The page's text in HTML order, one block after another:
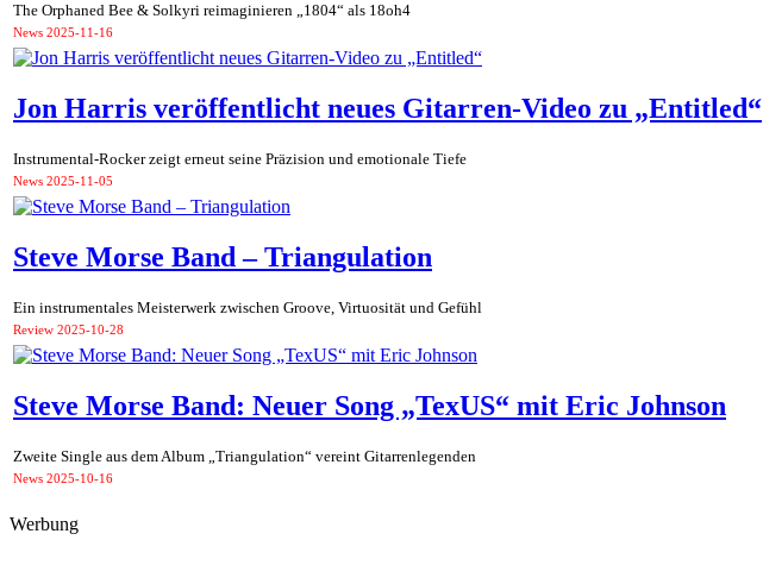
The Orphaned Bee & Solkyri reimaginieren „1804“ als 18oh4
News 2025-11-16
Jon Harris veröffentlicht neues Gitarren-Video zu „Entitled“
Instrumental-Rocker zeigt erneut seine Präzision und emotionale Tiefe
News 2025-11-05
Steve Morse Band – Triangulation
Ein instrumentales Meisterwerk zwischen Groove, Virtuosität und Gefühl
Review 2025-10-28
Steve Morse Band: Neuer Song „TexUS“ mit Eric Johnson
Zweite Single aus dem Album „Triangulation“ vereint Gitarrenlegenden
News 2025-10-16
Werbung